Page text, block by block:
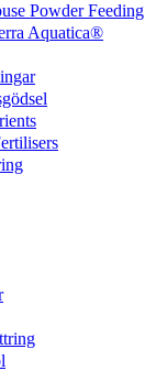
Powder Feeding
Aquatica®